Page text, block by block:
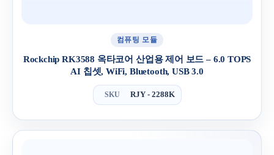
컴퓨팅 모듈
Rockchip RK3588 옥타코어 산업용 제어 보드 – 6.0 TOPS
AI 칩셋, WiFi, Bluetooth, USB 3.0
SKU RJY - 2288K